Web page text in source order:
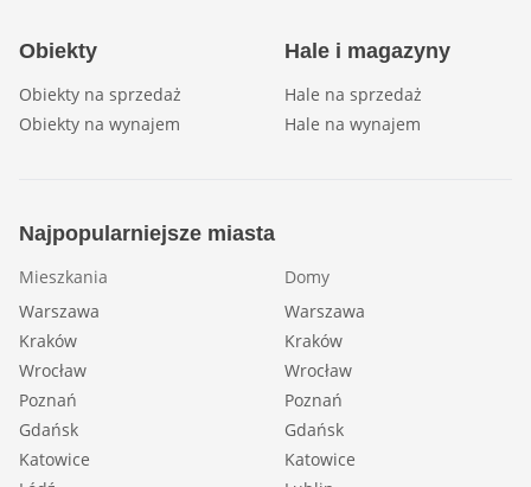
Obiekty
Obiekty na sprzedaż
Obiekty na wynajem
Hale i magazyny
Hale na sprzedaż
Hale na wynajem
Najpopularniejsze miasta
Mieszkania
Warszawa
Kraków
Wrocław
Poznań
Gdańsk
Katowice
Domy
Warszawa
Kraków
Wrocław
Poznań
Gdańsk
Katowice